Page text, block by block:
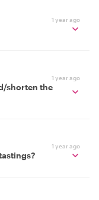
1 year ago
1 year ago
shorten the
1 year ago